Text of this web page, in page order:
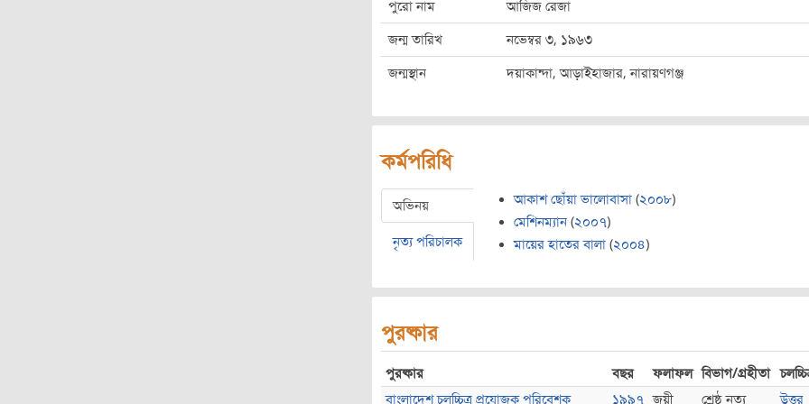
পুরো নাম আজিজ রেজা
জন্ম তারিখ নভেম্বর ৩, ১৯৬৩
জন্মস্থান দয়াকান্দা, আড়াইহাজার, নারায়ণগঞ্জ
কর্মপরিধি
অভিনয়
নৃত্য পরিচালক
আকাশ ছোঁয়া ভালোবাসা (২০০৮)
মেশিনম্যান (২০০৭)
মায়ের হাতের বালা (২০০৪)
পুরষ্কার
পুরষ্কার বছর ফলাফল বিভাগ/গ্রহীতা
বাংলাদেশ চলচ্চিত্র প্রযোজক পরিবেশক
১৯৯৭ জয়ী
শ্রেষ্ঠ নৃত্য
উত্তর